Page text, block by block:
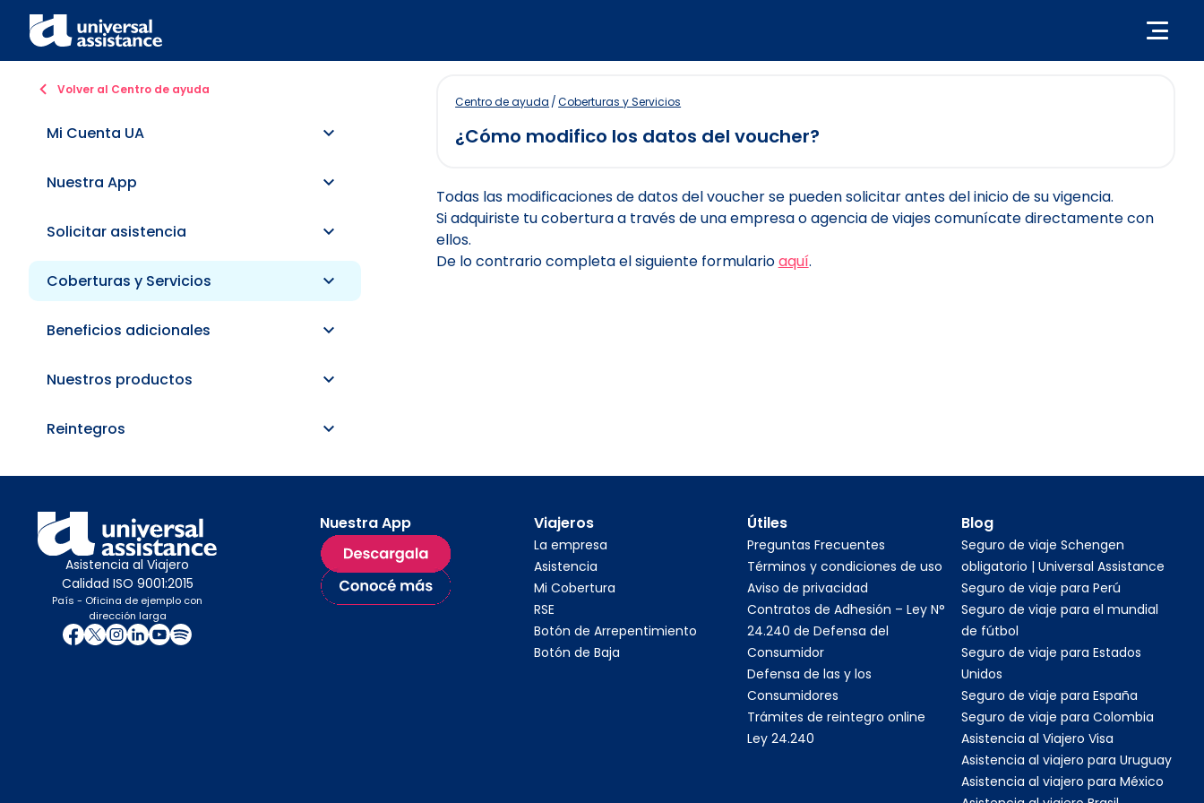
Volver al Centro de ayuda
Mi Cuenta UA
Nuestra App
Solicitar asistencia
Coberturas y Servicios
Beneficios adicionales
Nuestros productos
Reintegros
Centro de ayuda /Coberturas y Servicios
¿Cómo modifico los datos del voucher?
Todas las modificaciones de datos del voucher se pueden solicitar antes del inicio de su vigencia.
Si adquiriste tu cobertura a través de una empresa o agencia de viajes comunícate directamente con
ellos.
De lo contrario completa el siguiente formularioaquí.
Asistencia al Viajero
Calidad ISO 9001:2015
País - Oficina de ejemplo con
dirección larga
Nuestra App Viajeros
La empresa
Asistencia
Mi Cobertura
RSE
Botón de Arrepentimiento
Botón de Baja
Útiles
Preguntas Frecuentes
Términos y condiciones de uso
Aviso de privacidad
Contratos de Adhesión – Ley N°
24.240 de Defensa del
Consumidor
Defensa de las y los
Consumidores
Trámites de reintegro online
Ley 24.240
Blog
Seguro de viaje Schengen
obligatorio | Universal Assistance
Seguro de viaje para Perú
Seguro de viaje para el mundial
de fútbol
Seguro de viaje para Estados
Unidos
Seguro de viaje para España
Seguro de viaje para Colombia
Asistencia al Viajero Visa
Asistencia al viajero para Uruguay
Asistencia al viajero para México